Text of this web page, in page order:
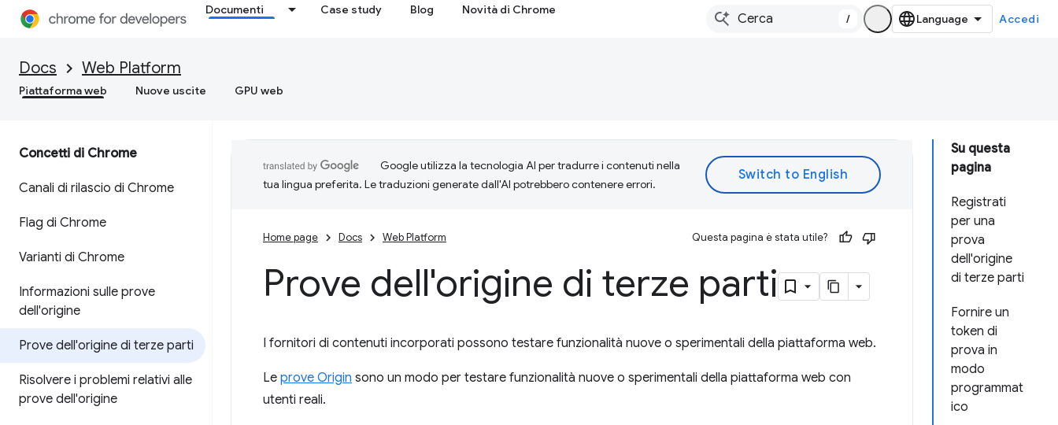
Documenti Case study Blog Novità di Chrome
/ Accedi
Docs Web Platform
Piattaforma web Nuove uscite GPU web
Concetti di Chrome
Canali di rilascio di Chrome
Flag di Chrome
Varianti di Chrome
Informazioni sulle prove
dell'origine
Prove dell'origine di terze parti
Risolvere i problemi relativi alle
prove dell'origine
Su questa
pagina
Registrati
per una
prova
dell'origine
di terze parti
Fornire un
token di
prova in
modo
programmat
ico
Google utilizza la tecnologia AI per tradurre i contenuti nella
tua lingua preferita. Le traduzioni generate dall'AI potrebbero contenere errori.
Home page Docs Web Platform Questa pagina è stata utile?
Prove dell'origine di terze parti
I fornitori di contenuti incorporati possono testare funzionalità nuove o sperimentali della piattaforma web.
Le prove Origin sono un modo per testare funzionalità nuove o sperimentali della piattaforma web con
utenti reali.